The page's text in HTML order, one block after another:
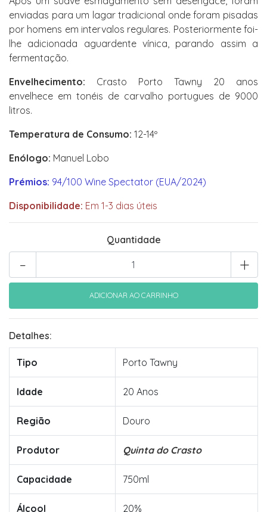
enviadas para um lagar tradicional onde foram pisadas
por homens em intervalos regulares. Posteriormente foi-
lhe adicionada aguardente vínica, parando assim a
fermentação.
Envelhecimento: Crasto Porto Tawny 20 anos
envelhece em tonéis de carvalho portugues de 9000
litros.
Temperatura de Consumo: 12-14º
Enólogo: Manuel Lobo
Prémios: 94/100 Wine Spectator (EUA/2024)
Disponibilidade: Em 1-3 dias úteis
Quantidade
+
-
Detalhes:
Tipo Porto Tawny
Idade 20 Anos
Região Douro
Produtor Quinta do Crasto
Capacidade 750ml
Álcool 20%